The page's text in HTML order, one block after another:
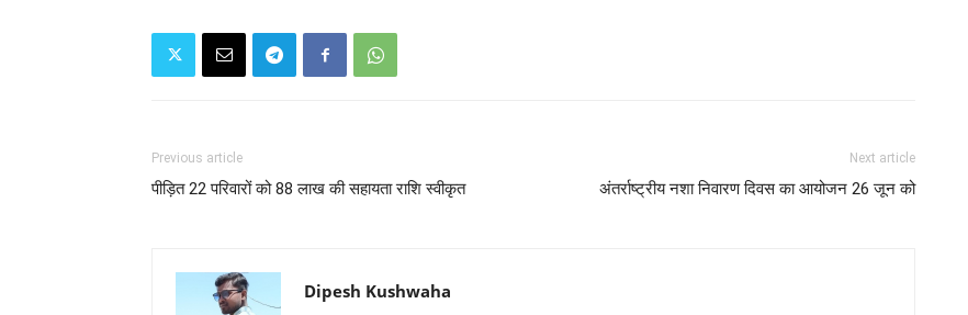
Previous article
पीड़ित 22 परिवारों को 88 लाख की सहायता राशि स्वीकृत
Next article
अंतर्राष्ट्रीय नशा निवारण दिवस का आयोजन 26 जून को
Dipesh Kushwaha